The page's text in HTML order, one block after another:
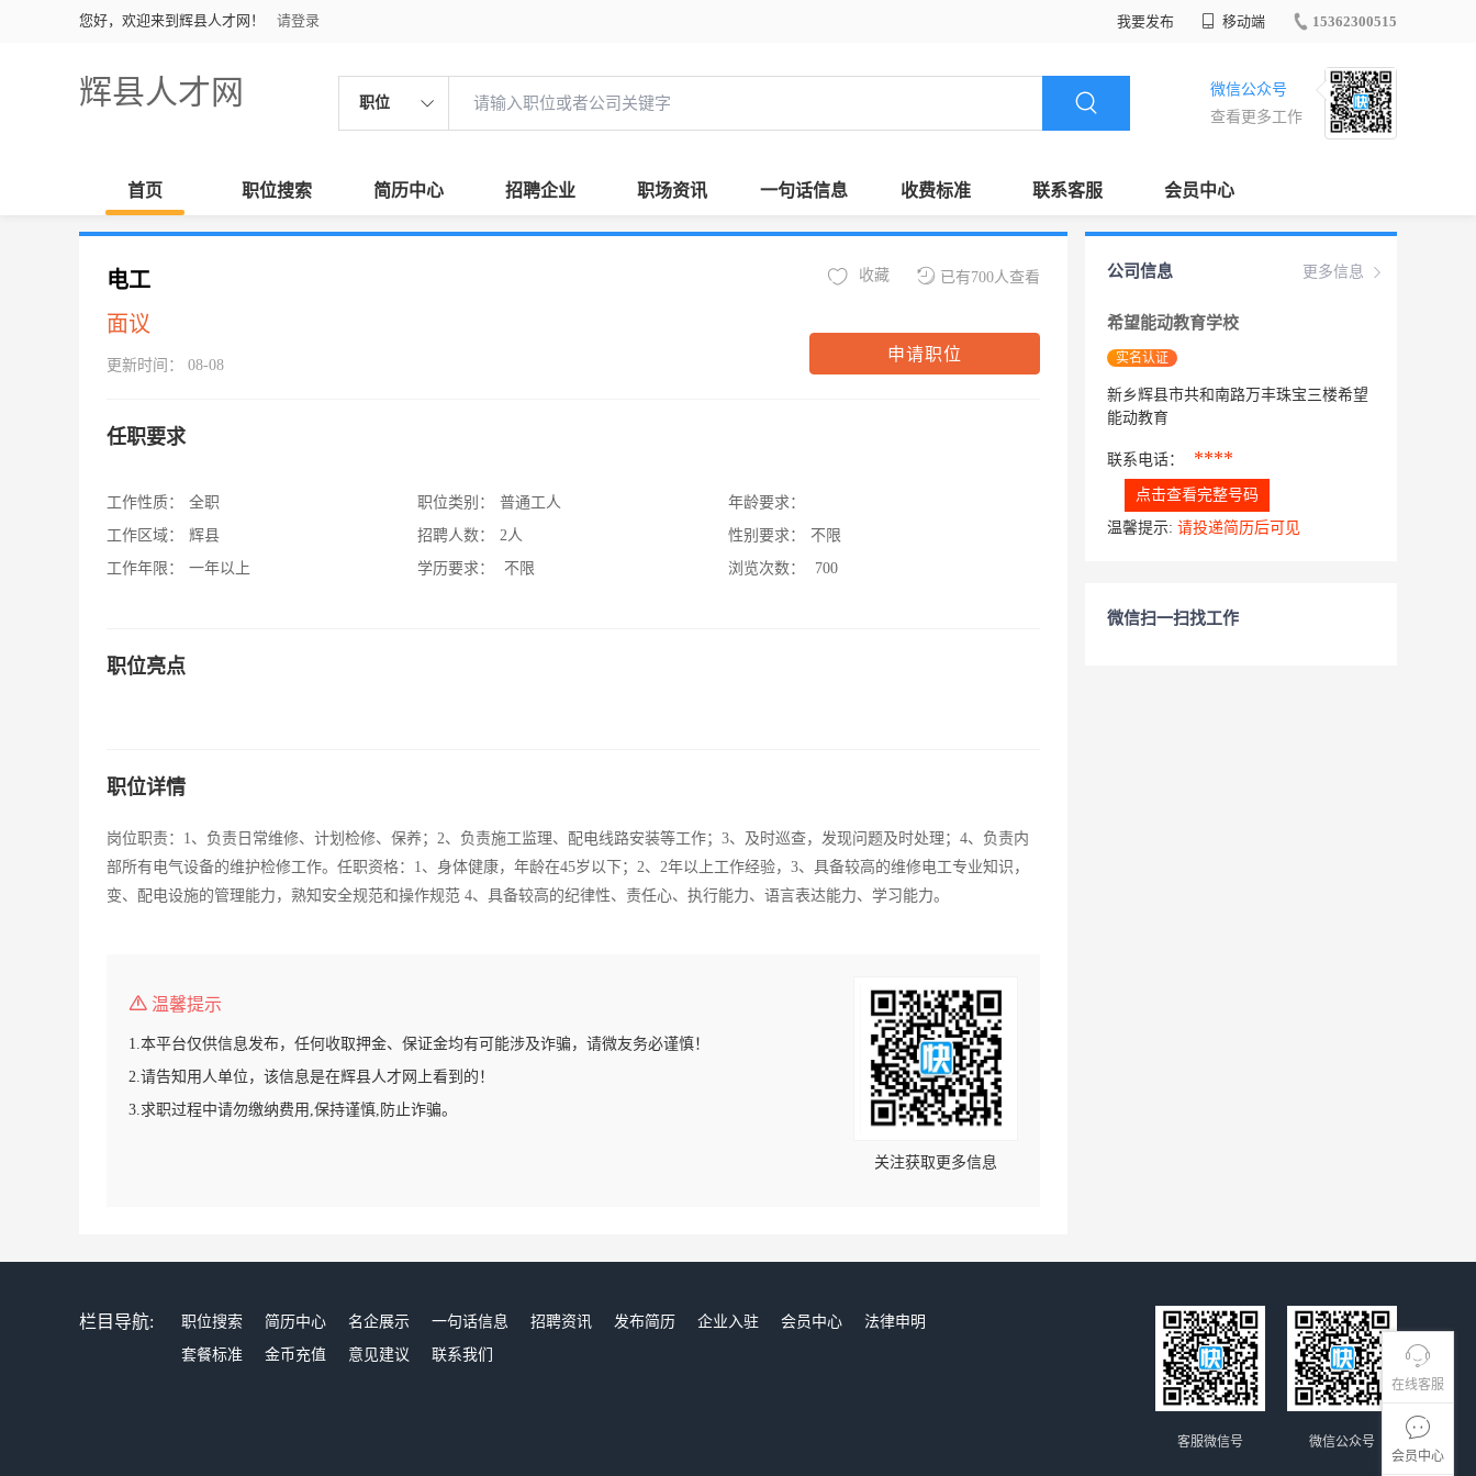
您好，欢迎来到辉县人才网！ 请登录 我要发布 移动端 15362300515
辉县人才网 职位
微信公众号
查看更多工作
首页 职位搜索 简历中心 招聘企业 职场资讯 一句话信息 收费标准 联系客服 会员中心
在线客服
会员中心
电工
面议
更新时间： 08-08
已有700人查看
收藏
申请职位
任职要求
工作性质：
全职
工作区域：
辉县
工作年限：
一年以上
职位类别：
普通工人
招聘人数：
2人
学历要求：
不限
年龄要求：
性别要求：
不限
浏览次数：
700
职位亮点
职位详情
岗位职责：1、负责日常维修、计划检修、保养；2、负责施工监理、配电线路安装等工作；3、及时巡查，发现问题及时处理；4、负责内
部所有电气设备的维护检修工作。任职资格：1、身体健康，年龄在45岁以下；2、2年以上工作经验，3、具备较高的维修电工专业知识，
变、配电设施的管理能力，熟知安全规范和操作规范 4、具备较高的纪律性、责任心、执行能力、语言表达能力、学习能力。
温馨提示
1.本平台仅供信息发布，任何收取押金、保证金均有可能涉及诈骗，请微友务必谨慎！
2.请告知用人单位，该信息是在辉县人才网上看到的！
3.求职过程中请勿缴纳费用,保持谨慎,防止诈骗。
关注获取更多信息
更多信息
公司信息
希望能动教育学校
实名认证
新乡辉县市共和南路万丰珠宝三楼希望
能动教育
联系电话： ****
点击查看完整号码
温馨提示: 请投递简历后可见
微信扫一扫找工作
栏目导航: 职位搜索 简历中心 名企展示 一句话信息 招聘资讯 发布简历 企业入驻 会员中心
法律申明
套餐标准
金币充值 意见建议 联系我们
微信公众号
客服微信号